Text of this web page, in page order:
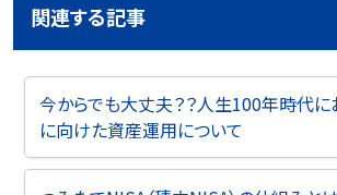
関連する記事
今からでも大丈夫？？人生100年時代
に向けた資産運用について